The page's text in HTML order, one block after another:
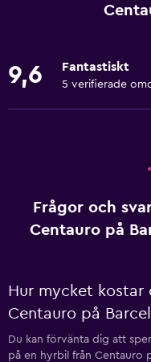
9,6 Fantastiskt
5 verifierade
Frågor och
Centauro på
Hur mycket
Centauro på
Du kan förvänta dig att
på en hyrbil från Centauro